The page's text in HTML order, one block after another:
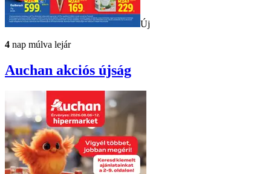
Új
4 nap múlva lejár
Auchan akciós újság